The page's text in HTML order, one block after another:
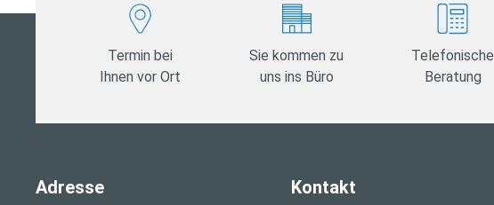
Termin bei
Ihnen vor Ort
Sie kommen zu
uns ins Büro
Telefonische
Beratung
Adresse Kontakt